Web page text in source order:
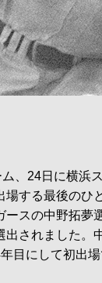
、24日に横浜
する最後のひ
ースの中野拓夢
出されました。
目にして初出場